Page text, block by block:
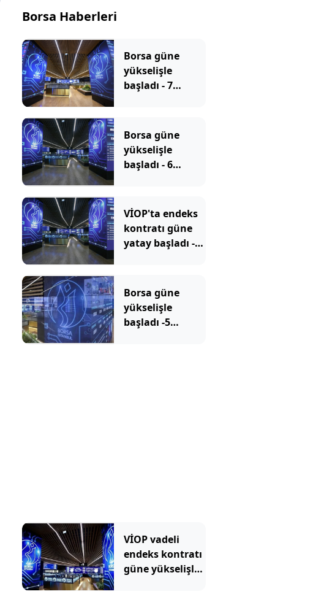
Borsa Haberleri
Borsa güne
yükselişle
başladı - 7
Borsa güne
yükselişle
başladı - 6
VİOP'ta endeks
kontratı güne
yatay başladı -6
Borsa güne
yükselişle
başladı -5
VİOP vadeli
endeks kontratı
güne yükselişle